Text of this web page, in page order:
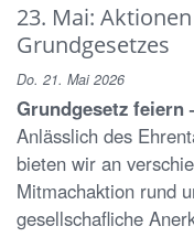
23. Mai:
Grundgesetzes
Do. 21. Mai 2026
Grundgesetz feiern
Anlässlich des
bieten wir an
Mitmachaktion rund
gesellschafliche